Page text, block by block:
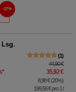
27%
Lsg.
1
44,90 €
* 35,92 €
8,98 €(20%)
199,56 €pro 1 l